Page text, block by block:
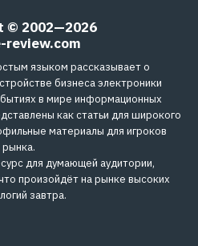
© 2002—2026
review.com
языком рассказывает о
бизнеса электроники
в мире информационных
как статьи для широкого
материалы для игроков
рынка.
для думающей аудитории,
произойдёт на рынке высоких
завтра.